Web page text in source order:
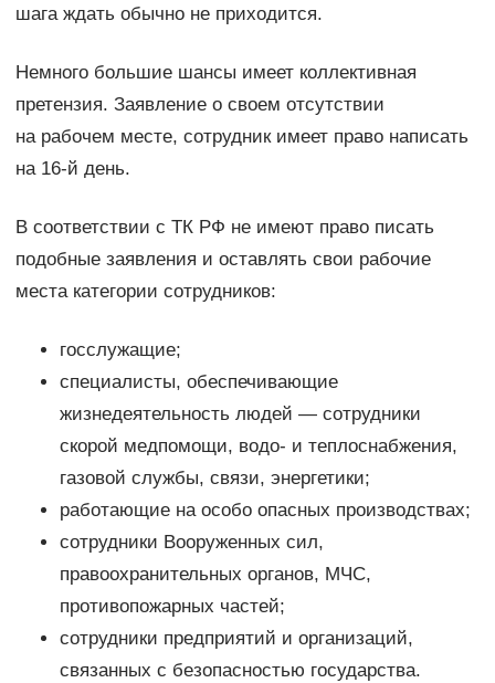
шага ждать обычно не приходится.
Немного большие шансы имеет коллективная
претензия. Заявление о своем отсутствии
на рабочем месте, сотрудник имеет право написать
на 16-й день.
В соответствии с ТК РФ не имеют право писать
подобные заявления и оставлять свои рабочие
места категории сотрудников:
госслужащие;
специалисты, обеспечивающие
жизнедеятельность людей — сотрудники
скорой медпомощи, водо- и теплоснабжения,
газовой службы, связи, энергетики;
работающие на особо опасных производствах;
сотрудники Вооруженных сил,
правоохранительных органов, МЧС,
противопожарных частей;
сотрудники предприятий и организаций,
связанных с безопасностью государства.